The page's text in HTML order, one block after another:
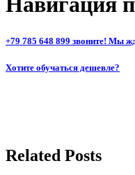
+79 785 648 899 звоните! Мы
Хотите обучаться дешевле?
Related Posts